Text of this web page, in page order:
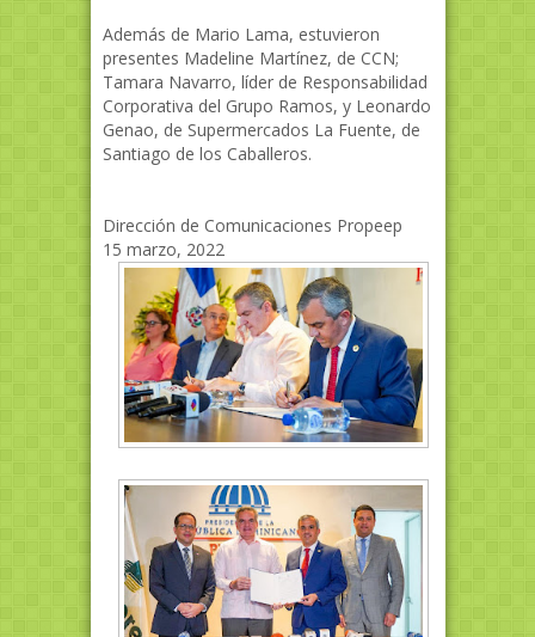
Además de Mario Lama, estuvieron
presentes Madeline Martínez, de CCN;
Tamara Navarro, líder de Responsabilidad
Corporativa del Grupo Ramos, y Leonardo
Genao, de Supermercados La Fuente, de
Santiago de los Caballeros.
Dirección de Comunicaciones Propeep
15 marzo, 2022